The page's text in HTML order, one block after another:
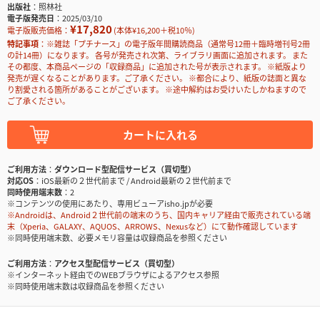
出版社
照林社
電子版発売日
2025/03/10
電子版販売価格： ¥17,820(本体¥16,200＋税10％)
特記事項
※雑誌「プチナース」の電子版年間購読商品（通常号12冊＋臨時増刊号2冊
の計14冊）になります。 各号が発売され次第、ライブラリ画面に追加されます。 また
その都度、本商品ページの「収録商品」に追加された号が表示されます。 ※紙版より
発売が遅くなることがあります。ご了承ください。 ※都合により、紙版の誌面と異な
り割愛される箇所があることがございます。 ※途中解約はお受けいたしかねますので
ご了承ください。
カートに入れる
ご利用方法
ダウンロード型配信サービス（買切型）
対応OS
iOS最新の２世代前まで / Android最新の２世代前まで
同時使用端末数
2
※コンテンツの使用にあたり、専用ビューアisho.jpが必要
※Androidは、Android２世代前の端末のうち、国内キャリア経由で販売されている端
末（Xperia、GALAXY、AQUOS、ARROWS、Nexusなど）にて動作確認しています
※同時使用端末数、必要メモリ容量は収録商品を参照ください
ご利用方法
アクセス型配信サービス（買切型）
※インターネット経由でのWEBブラウザによるアクセス参照
※同時使用端末数は収録商品を参照ください